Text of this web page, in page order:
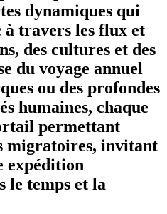
dynamiques qui
travers les flux et
des cultures et des
du voyage annuel
ou des profondes
humaines, chaque
permettant
migratoires, invitant
expédition
le temps et la